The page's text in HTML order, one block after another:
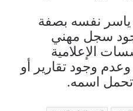
نفسه بصفة
سجل مهني
الإعلامية
وعدم وجود تقارير أو
اسمه.